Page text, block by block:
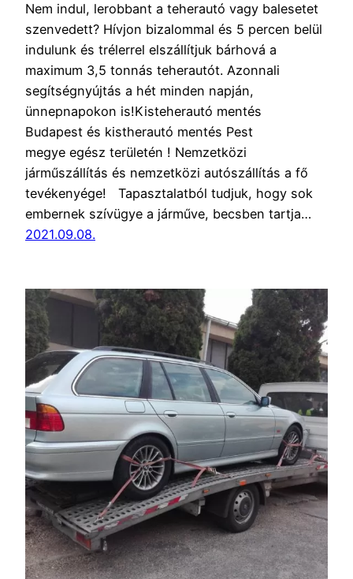
Nem indul, lerobbant a teherautó vagy balesetet
szenvedett? Hívjon bizalommal és 5 percen belül
indulunk és trélerrel elszállítjuk bárhová a
maximum 3,5 tonnás teherautót. Azonnali
segítségnyújtás a hét minden napján,
ünnepnapokon is!Kisteherautó mentés
Budapest és kistherautó mentés Pest
megye egész területén ! Nemzetközi
járműszállítás és nemzetközi autószállítás a fő
tevékenyége! Tapasztalatból tudjuk, hogy sok
embernek szívügye a járműve, becsben tartja…
2021.09.08.